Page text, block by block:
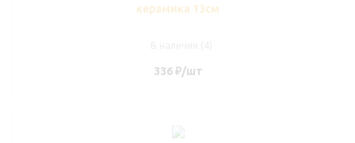
керамика 13см
336₽/шт